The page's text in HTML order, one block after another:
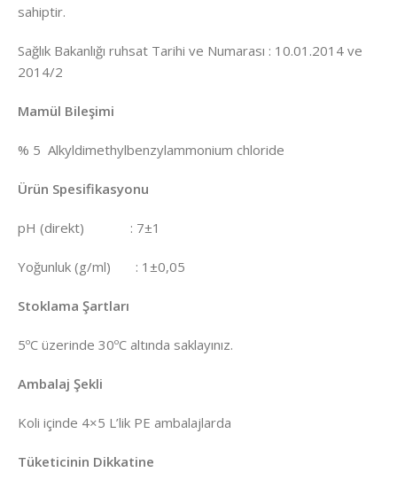
sahiptir.
Sağlık Bakanlığı ruhsat Tarihi ve Numarası : 10.01.2014 ve
2014/2
Mamül Bileşimi
% 5 Alkyldimethylbenzylammonium chloride
Ürün Spesifikasyonu
pH (direkt) : 7±1
Yoğunluk (g/ml) : 1±0,05
Stoklama Şartları
5ºC üzerinde 30ºC altında saklayınız.
Ambalaj Şekli
Koli içinde 4×5 L’lik PE ambalajlarda
Tüketicinin Dikkatine